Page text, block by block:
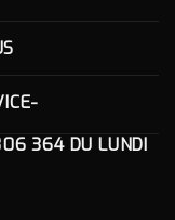
364DU LUNDI